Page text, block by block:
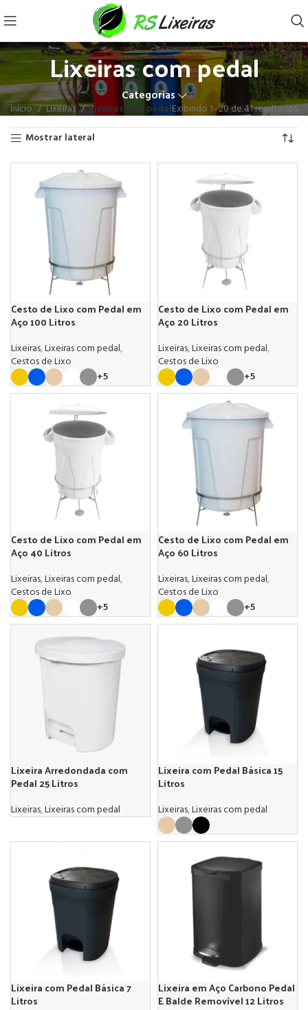
Lixeiras com pedal
Categorias
Início Lixeiras Lixeiras com pedalExibindo 1–20 de 41 resultados
Mostrar lateral
Cesto de Lixo com Pedal em
Aço 100 Litros
Lixeiras,Lixeiras com pedal,
Cestos de Lixo
+5
Cesto de Lixo com Pedal em
Aço 20 Litros
Lixeiras,Lixeiras com pedal,
Cestos de Lixo
+5
Cesto de Lixo com Pedal em
Aço 40 Litros
Lixeiras,Lixeiras com pedal,
Cestos de Lixo
+5
Cesto de Lixo com Pedal em
Aço 60 Litros
Lixeiras,Lixeiras com pedal,
Cestos de Lixo
+5
Lixeira Arredondada com
Pedal 25 Litros
Lixeiras,Lixeiras com pedal
Lixeira com Pedal Básica 15
Litros
Lixeiras,Lixeiras com pedal
Lixeira com Pedal Básica 7
Litros
Lixeira em Aço Carbono Pedal
E Balde Removível 12 Litros